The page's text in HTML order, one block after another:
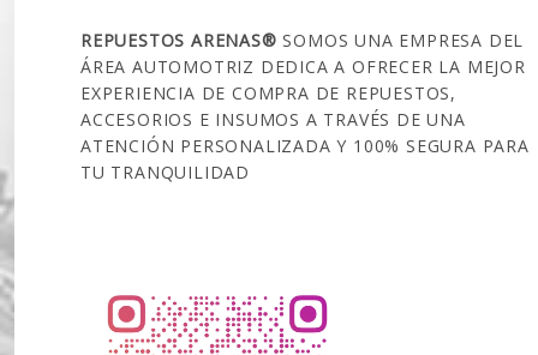
REPUESTOS ARENAS®SOMOS UNA EMPRESA DEL
ÁREA AUTOMOTRIZ DEDICA A OFRECER LA MEJOR
EXPERIENCIA DE COMPRA DE REPUESTOS,
ACCESORIOS E INSUMOS A TRAVÉS DE UNA
ATENCIÓN PERSONALIZADA Y 100% SEGURA PARA
TU TRANQUILIDAD